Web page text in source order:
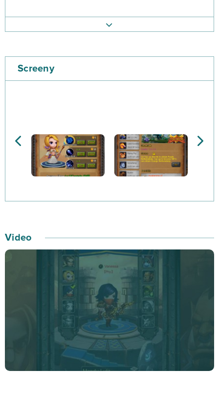
Główną rolę odgrywają tu bohaterowie z serii gier
będziesz mieć aż 6 legendarnych bohaterów w każdej
z dwóch frakcji (Horda albo Aliance). Co ciekawe,
powiększanie swojej drużyny oraz odpowiedni dobór
towarzyszy to jedyna… droga do zwycięstwa! W grze
możesz stale uzyskiwać cenne nagrody, aby następnie
największa chwała dla każdego generała w grze!
może szybko wpłynąć na wyniki nie tylko bitwy, ale i…
całej gry! Co 10 poziomów możesz odblokowywać
nowe lochy, w których zdobędziesz lepsze przedmioty
– runy, pety, a nawet… mounty. Ale, co to jest?
Przekonasz się o tym tylko włączając Glorious Saga!
Dołącz do gildii lub graj samotnie, mierz się z innymi
graczami, pokonuj hordy silnych bossów i… stawaj się
Screeny
Video